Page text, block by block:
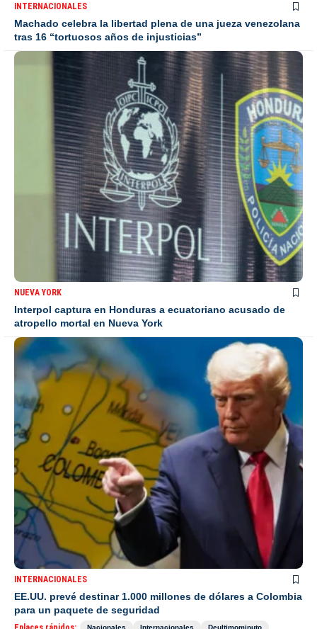
INTERNACIONALES
Machado celebra la libertad plena de una jueza venezolana
tras 16 “tortuosos años de injusticias”
NUEVA YORK
Interpol captura en Honduras a ecuatoriano acusado de
atropello mortal en Nueva York
INTERNACIONALES
EE.UU. prevé destinar 1.000 millones de dólares a Colombia
para un paquete de seguridad
Nacionales Internacionales
Deultimominuto